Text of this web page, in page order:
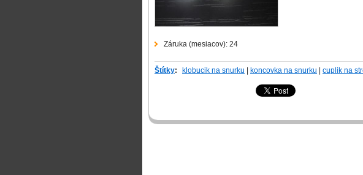
Záruka (mesiacov): 24
Štítky: klobucik na snurku koncovka na snurku cuplik na